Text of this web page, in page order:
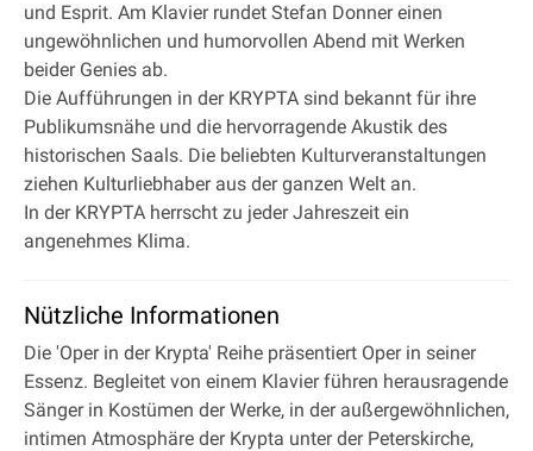
und Esprit. Am Klavier rundet Stefan Donner einen
ungewöhnlichen und humorvollen Abend mit Werken
beider Genies ab.
Die Aufführungen in der KRYPTA sind bekannt für ihre
Publikumsnähe und die hervorragende Akustik des
historischen Saals. Die beliebten Kulturveranstaltungen
ziehen Kulturliebhaber aus der ganzen Welt an.
In der KRYPTA herrscht zu jeder Jahreszeit ein
angenehmes Klima.
Nützliche Informationen
Die 'Oper in der Krypta' Reihe präsentiert Oper in seiner
Essenz. Begleitet von einem Klavier führen herausragende
Sänger in Kostümen der Werke, in der außergewöhnlichen,
intimen Atmosphäre der Krypta unter der Peterskirche,